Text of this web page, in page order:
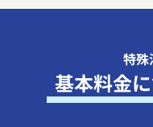
特殊
基本料金